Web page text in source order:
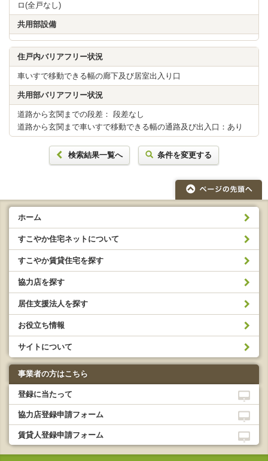
ロ(全戸なし)
共用部設備
住戸内バリアフリー状況
車いすで移動できる幅の廊下及び居室出入り口
共用部バリアフリー状況
道路から玄関までの段差： 段差なし
道路から玄関まで車いすで移動できる幅の通路及び出入口：あり
検索結果一覧へ 条件を変更する
ホーム
すこやか住宅ネットについて
すこやか賃貸住宅を探す
協力店を探す
居住支援法人を探す
お役立ち情報
サイトについて
事業者の方はこちら
登録に当たって
協力店登録申請フォーム
賃貸人登録申請フォーム